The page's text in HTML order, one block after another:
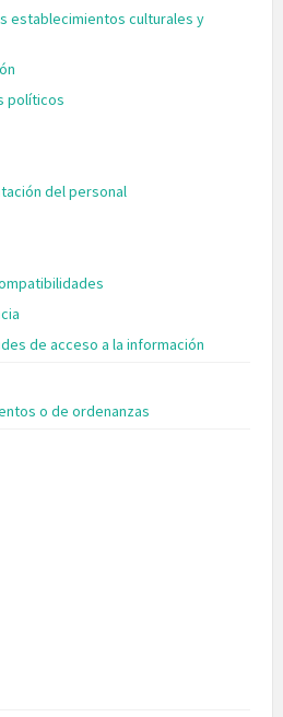
establecimientos culturales y
políticos
del personal
de acceso a la información
o de ordenanzas